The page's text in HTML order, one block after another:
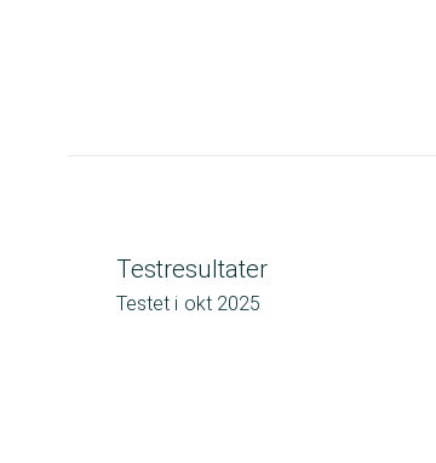
Testresultater
Testet i okt 2025